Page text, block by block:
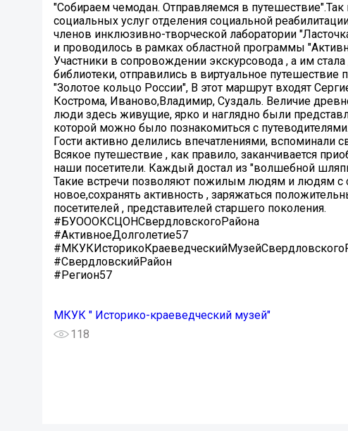
"Собираем чемодан. Отправляемся в
социальных услуг отделения социальной
членов инклюзивно-творческой лаборатории
и проводилось в рамках областной программы
Участники в сопровождении экскурсовода , а им
библиотеки, отправились в виртуальное
"Золотое кольцо России", В этот маршрут входят
Кострома, Иваново,Владимир, Суздаль. Величие
люди здесь живущие, ярко и наглядно были
которой можно было познакомиться с
Гости активно делились впечатлениями, вспоминали
Всякое путешествие , как правило, заканчивается
наши посетители. Каждый достал из "волшебной
Такие встречи позволяют пожилым людям и людям с
новое,сохранять активность , заряжаться
посетителей , представителей старшего поколения.
#БУОООКСЦОНСвердловскогоРайона
#АктивноеДолголетие57
#СвердловскийРайон
#Регион57
МКУК " Историко-краеведческий музей"
118